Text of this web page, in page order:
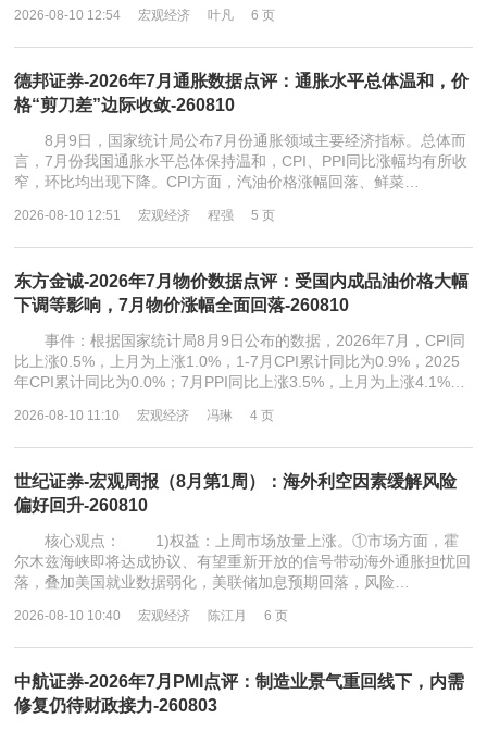
2026-08-10 12:54 宏观经济 叶凡 6 页
德邦证券-2026年7月通胀数据点评：通胀水平总体温和，价
格“剪刀差”边际收敛-260810
8月9日，国家统计局公布7月份通胀领域主要经济指标。总体而
言，7月份我国通胀水平总体保持温和，CPI、PPI同比涨幅均有所收
窄，环比均出现下降。CPI方面，汽油价格涨幅回落、鲜菜…
2026-08-10 12:51 宏观经济 程强 5 页
东方金诚-2026年7月物价数据点评：受国内成品油价格大幅
下调等影响，7月物价涨幅全面回落-260810
事件：根据国家统计局8月9日公布的数据，2026年7月，CPI同
比上涨0.5%，上月为上涨1.0%，1-7月CPI累计同比为0.9%，2025
年CPI累计同比为0.0%；7月PPI同比上涨3.5%，上月为上涨4.1%…
2026-08-10 11:10 宏观经济 冯琳 4 页
世纪证券-宏观周报（8月第1周）：海外利空因素缓解风险
偏好回升-260810
核心观点： 1)权益：上周市场放量上涨。①市场方面，霍
尔木兹海峡即将达成协议、有望重新开放的信号带动海外通胀担忧回
落，叠加美国就业数据弱化，美联储加息预期回落，风险…
2026-08-10 10:40 宏观经济 陈江月 6 页
中航证券-2026年7月PMI点评：制造业景气重回线下，内需
修复仍待财政接力-260803